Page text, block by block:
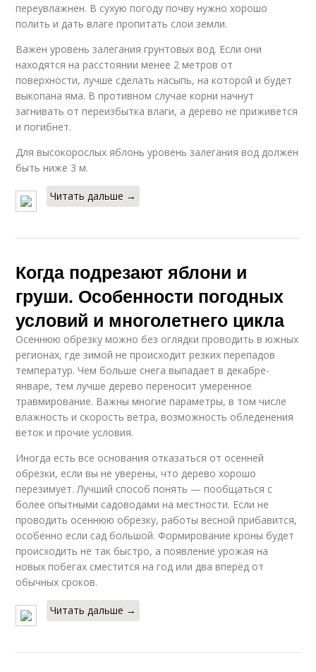
переувлажнен. В сухую погоду почву нужно хорошо
полить и дать влаге пропитать слои земли.
Важен уровень залегания грунтовых вод. Если они
находятся на расстоянии менее 2 метров от
поверхности, лучше сделать насыпь, на которой и будет
выкопана яма. В противном случае корни начнут
загнивать от переизбытка влаги, а дерево не приживется
и погибнет.
Для высокорослых яблонь уровень залегания вод должен
быть ниже 3 м.
Читать дальше →
Когда подрезают яблони и
груши. Особенности погодных
условий и многолетнего цикла
Осеннюю обрезку можно без оглядки проводить в южных
регионах, где зимой не происходит резких перепадов
температур. Чем больше снега выпадает в декабре-
январе, тем лучше дерево переносит умеренное
травмирование. Важны многие параметры, в том числе
влажность и скорость ветра, возможность обледенения
веток и прочие условия.
Иногда есть все основания отказаться от осенней
обрезки, если вы не уверены, что дерево хорошо
перезимует. Лучший способ понять — пообщаться с
более опытными садоводами на местности. Если не
проводить осеннюю обрезку, работы весной прибавится,
особенно если сад большой. Формирование кроны будет
происходить не так быстро, а появление урожая на
новых побегах сместится на год или два вперёд от
обычных сроков.
Читать дальше →